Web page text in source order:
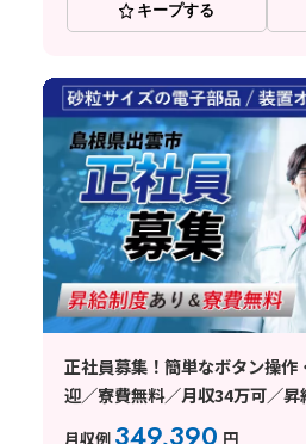
キープする
正社員募集！簡単なボタン操作
迎／寮費無料／月収34万可／
ップ可能！／島根県
月収例
円